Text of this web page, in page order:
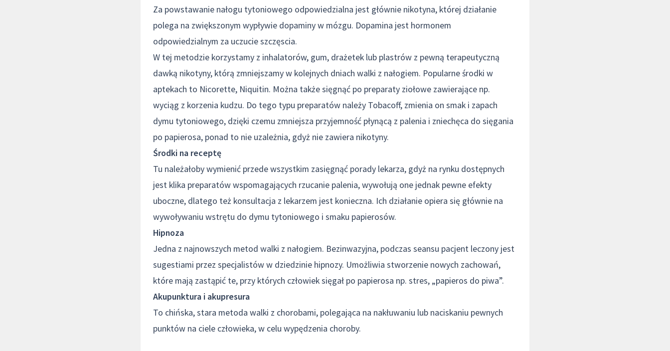
Za powstawanie nałogu tytoniowego odpowiedzialna jest głównie nikotyna, której działanie
polega na zwiększonym wypływie dopaminy w mózgu. Dopamina jest hormonem
odpowiedzialnym za uczucie szczęscia.
W tej metodzie korzystamy z inhalatorów, gum, drażetek lub plastrów z pewną terapeutyczną
dawką nikotyny, którą zmniejszamy w kolejnych dniach walki z nałogiem. Popularne środki w
aptekach to Nicorette, Niquitin. Można także sięgnąć po preparaty ziołowe zawierające np.
wyciąg z korzenia kudzu. Do tego typu preparatów należy Tobacoff, zmienia on smak i zapach
dymu tytoniowego, dzięki czemu zmniejsza przyjemność płynącą z palenia i zniechęca do sięgania
po papierosa, ponad to nie uzależnia, gdyż nie zawiera nikotyny.
Środki na receptę
Tu należałoby wymienić przede wszystkim zasięgnąć porady lekarza, gdyż na rynku dostępnych
jest klika preparatów wspomagających rzucanie palenia, wywołują one jednak pewne efekty
uboczne, dlatego też konsultacja z lekarzem jest konieczna. Ich działanie opiera się głównie na
wywoływaniu wstrętu do dymu tytoniowego i smaku papierosów.
Hipnoza
Jedna z najnowszych metod walki z nałogiem. Bezinwazyjna, podczas seansu pacjent leczony jest
sugestiami przez specjalistów w dziedzinie hipnozy. Umożliwia stworzenie nowych zachowań,
które mają zastąpić te, przy których człowiek sięgał po papierosa np. stres, „papieros do piwa”.
Akupunktura i akupresura
To chińska, stara metoda walki z chorobami, polegająca na nakłuwaniu lub naciskaniu pewnych
punktów na ciele człowieka, w celu wypędzenia choroby.